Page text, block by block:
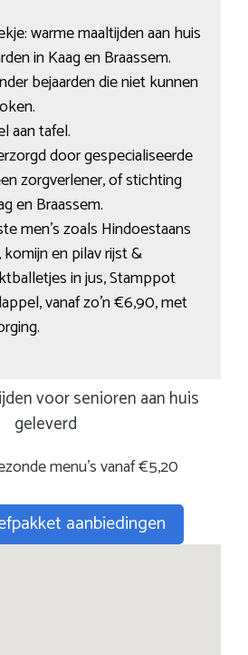
warme maaltijden aan huis
in Kaag en Braassem.
bejaarden die niet kunnen
aan tafel.
door gespecialiseerde
zorgverlener, of stichting
en Braassem.
men’s zoals Hindoestaans
en pilav rijst &
in jus, Stamppot
vanaf zo’n €6,90, met
voor senioren aan huis
geleverd
menu’s vanaf €5,20
aanbiedingen